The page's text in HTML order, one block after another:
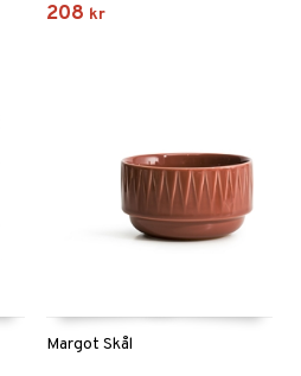
208 kr
Margot Skål